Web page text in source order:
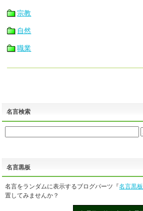
宗教
自然
職業
名言検索
名言黒板
名言をランダムに表示するブログパーツ『名言黒板
置してみませんか？